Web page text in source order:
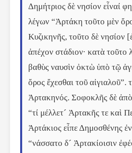
Δημήτριος δὲ νησίον εἶναί
λέγων “Ἀρτάκη τοῦτο μὲν
Κυζικηνῆς, τοῦτο δὲ νησίον
ἀπέχον στάδιον· κατὰ τοῦτο
βαθὺς ναυσὶν ὀκτὼ ὑπὸ τῷ
ὄρος ἔχεσθαι τοῦ αἰγιαλοῦ”.
Ἀρτακηνός. Σοφοκλῆς δὲ
“τί μέλλετ´ Ἀρτακῆς τε καὶ
Ἀρτάκιος εἶπε Δημοσθένης
“νάσσατο δ´ Ἀρτακίοισιν